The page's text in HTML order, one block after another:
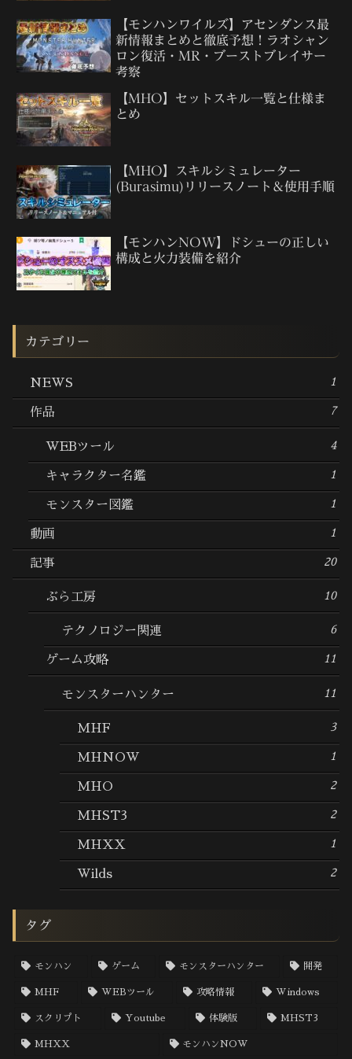
【モンハンワイルズ】アセンダンス最
新情報まとめと徹底予想！ラオシャン
ロン復活・MR・ブーストブレイサー
考察
【MHO】セットスキル一覧と仕様ま
とめ
【MHO】スキルシミュレーター
(Burasimu)リリースノート＆使用手順
【モンハンNOW】ドシューの正しい
構成と火力装備を紹介
カテゴリー
NEWS 1
作品 7
WEBツール 4
キャラクター名鑑 1
モンスター図鑑 1
動画 1
記事 20
ぶら工房 10
テクノロジー関連 6
ゲーム攻略 11
モンスターハンター 11
MHF 3
MHNOW 1
MHO 2
MHST3 2
MHXX 1
Wilds 2
タグ
モンハン ゲーム モンスターハンター 開発
MHF WEBツール 攻略情報 Windows
スクリプト Youtube 体験版 MHST3
MHXX モンハンNOW